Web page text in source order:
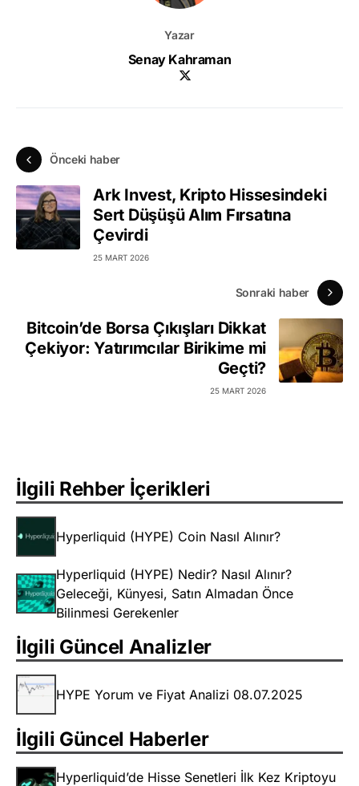
Yazar
Senay Kahraman
Önceki haber
Ark Invest, Kripto Hissesindeki
Sert Düşüşü Alım Fırsatına
Çevirdi
25 MART 2026
Sonraki haber
Bitcoin’de Borsa Çıkışları Dikkat
Çekiyor: Yatırımcılar Birikime mi
Geçti?
25 MART 2026
İlgili Rehber İçerikleri
Hyperliquid (HYPE) Coin Nasıl Alınır?
Hyperliquid (HYPE) Nedir? Nasıl Alınır?
Geleceği, Künyesi, Satın Almadan Önce
Bilinmesi Gerekenler
İlgili Güncel Analizler
HYPE Yorum ve Fiyat Analizi 08.07.2025
İlgili Güncel Haberler
Hyperliquid’de Hisse Senetleri İlk Kez Kriptoyu